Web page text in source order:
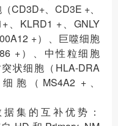
CD3D+、CD3E +、
、KLRD1 +、GNLY
+）、巨噬细胞
+）、中性粒细胞
状细胞（HLA-DRA
胞（MS4A2 +、
集的互补优势：